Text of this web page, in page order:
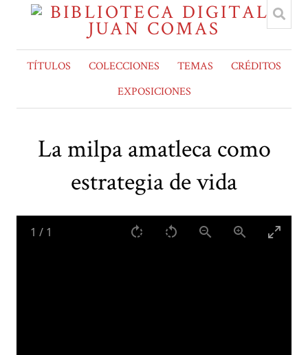
TÍTULOS COLECCIONES TEMAS
CRÉDITOS
EXPOSICIONES
La milpa amatleca como
estrategia de vida
1 / 1